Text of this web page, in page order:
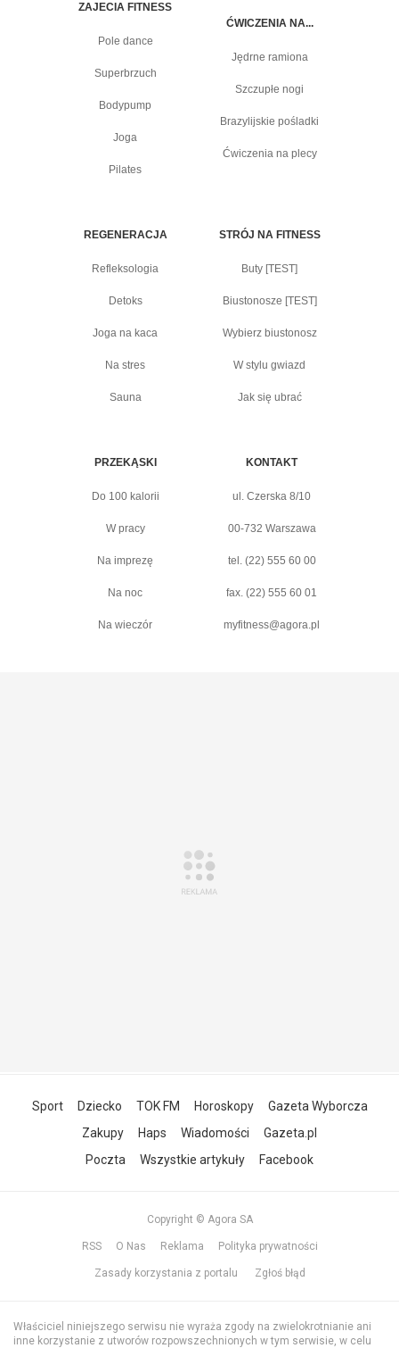
ZAJECIA FITNESS
Pole dance
Superbrzuch
Bodypump
Joga
Pilates
ĆWICZENIA NA...
Jędrne ramiona
Szczupłe nogi
Brazylijskie pośladki
Ćwiczenia na plecy
REGENERACJA
Refleksologia
Detoks
Joga na kaca
Na stres
Sauna
STRÓJ NA FITNESS
Buty [TEST]
Biustonosze [TEST]
Wybierz biustonosz
W stylu gwiazd
Jak się ubrać
PRZEKĄSKI
Do 100 kalorii
W pracy
Na imprezę
Na noc
Na wieczór
KONTAKT
ul. Czerska 8/10
00-732 Warszawa
tel. (22) 555 60 00
fax. (22) 555 60 01
myfitness@agora.pl
Sport Dziecko TOK FM Horoskopy
Gazeta Wyborcza
Zakupy
Haps Wiadomości
Gazeta.pl
Poczta
Wszystkie artykuły Facebook
Copyright © Agora SA
RSS O Nas Reklama Polityka prywatności
Zasady korzystania z portalu Zgłoś błąd
Właściciel niniejszego serwisu nie wyraża zgody na zwielokrotnianie ani
inne korzystanie z utworów rozpowszechnionych w tym serwisie, w celu